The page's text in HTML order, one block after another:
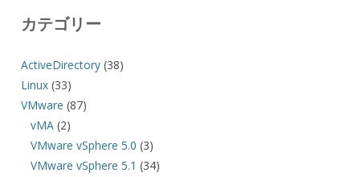
カテゴリー
ActiveDirectory(38)
Linux(33)
VMware (87)
vMA (2)
VMware vSphere 5.0 (3)
VMware vSphere 5.1 (34)